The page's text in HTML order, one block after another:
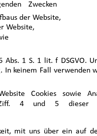
Zwecken
der Website,
Website,
1 S. 1 lit. f DSGVO.
keinem Fall verwenden
Cookies sowie
Ziff. 4 und 5 dieser
mit uns über ein auf